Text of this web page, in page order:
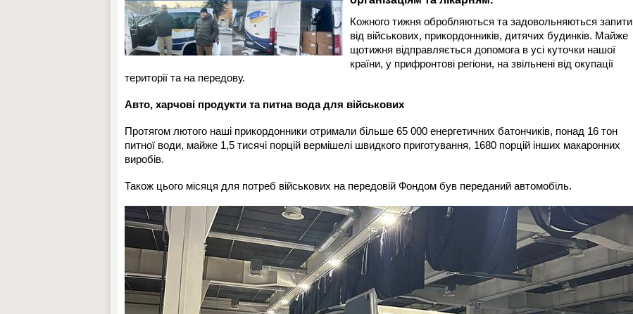
Кожного тижня обробляються та задовольняються запити
від військових, прикордонників, дитячих будинків. Майже
щотижня відправляється допомога в усі куточки нашої
країни, у прифронтові регіони, на звільнені від окупації
території та на передову.
Авто, харчові продукти та питна вода для військових
Протягом лютого наші прикордонники отримали більше 65 000 енергетичних батончиків, понад 16 тон
питної води, майже 1,5 тисячі порцій вермішелі швидкого приготування, 1680 порцій інших макаронних
виробів.
Також цього місяця для потреб військових на передовій Фондом був переданий автомобіль.